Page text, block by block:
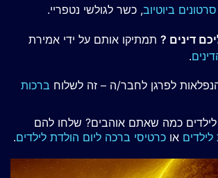
סרטונים ביוטיוב, כשר לגולשי נטפריי.
דינים ? תמתיקו אותם על ידי אמירת
.
לפרגן לחבר/ה – זה לשלוח ברכות
לילדים כמה שאתם אוהבים? שלחו להם
או כרטיסי ברכה ליום הולדת לילדים.